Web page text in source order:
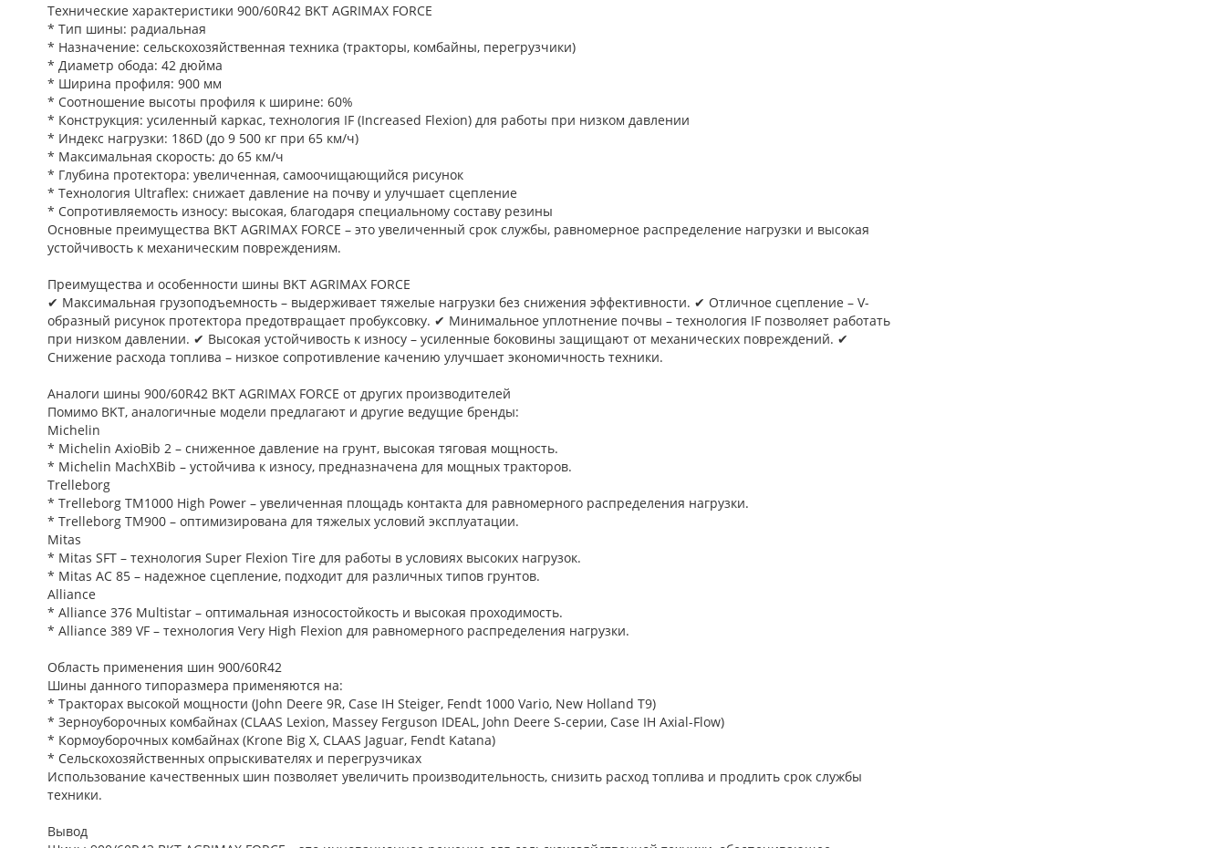
Технические характеристики 900/60R42 BKT AGRIMAX FORCE
* Тип шины: радиальная
* Назначение: сельскохозяйственная техника (тракторы, комбайны, перегрузчики)
* Диаметр обода: 42 дюйма
* Ширина профиля: 900 мм
* Соотношение высоты профиля к ширине: 60%
* Конструкция: усиленный каркас, технология IF (Increased Flexion) для работы при низком давлении
* Индекс нагрузки: 186D (до 9 500 кг при 65 км/ч)
* Максимальная скорость: до 65 км/ч
* Глубина протектора: увеличенная, самоочищающийся рисунок
* Технология Ultraflex: снижает давление на почву и улучшает сцепление
* Сопротивляемость износу: высокая, благодаря специальному составу резины
Основные преимущества BKT AGRIMAX FORCE – это увеличенный срок службы, равномерное распределение нагрузки и высокая
устойчивость к механическим повреждениям.
Преимущества и особенности шины BKT AGRIMAX FORCE
✔ Максимальная грузоподъемность – выдерживает тяжелые нагрузки без снижения эффективности. ✔ Отличное сцепление – V-
образный рисунок протектора предотвращает пробуксовку. ✔ Минимальное уплотнение почвы – технология IF позволяет работать
при низком давлении. ✔ Высокая устойчивость к износу – усиленные боковины защищают от механических повреждений. ✔
Снижение расхода топлива – низкое сопротивление качению улучшает экономичность техники.
Аналоги шины 900/60R42 BKT AGRIMAX FORCE от других производителей
Помимо BKT, аналогичные модели предлагают и другие ведущие бренды:
Michelin
* Michelin AxioBib 2 – сниженное давление на грунт, высокая тяговая мощность.
* Michelin MachXBib – устойчива к износу, предназначена для мощных тракторов.
Trelleborg
* Trelleborg TM1000 High Power – увеличенная площадь контакта для равномерного распределения нагрузки.
* Trelleborg TM900 – оптимизирована для тяжелых условий эксплуатации.
Mitas
* Mitas SFT – технология Super Flexion Tire для работы в условиях высоких нагрузок.
* Mitas AC 85 – надежное сцепление, подходит для различных типов грунтов.
Alliance
* Alliance 376 Multistar – оптимальная износостойкость и высокая проходимость.
* Alliance 389 VF – технология Very High Flexion для равномерного распределения нагрузки.
Область применения шин 900/60R42
Шины данного типоразмера применяются на:
* Тракторах высокой мощности (John Deere 9R, Case IH Steiger, Fendt 1000 Vario, New Holland T9)
* Зерноуборочных комбайнах (CLAAS Lexion, Massey Ferguson IDEAL, John Deere S-серии, Case IH Axial-Flow)
* Кормоуборочных комбайнах (Krone Big X, CLAAS Jaguar, Fendt Katana)
* Сельскохозяйственных опрыскивателях и перегрузчиках
Использование качественных шин позволяет увеличить производительность, снизить расход топлива и продлить срок службы
техники.
Вывод